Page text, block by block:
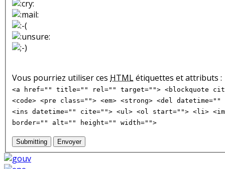
Vous pourriez utiliser ces HTMLétiquettes et attributs :
<a href="" title="" rel="" target=""> <blockquote
<code> <pre class=""> <em> <strong> <del
<ins datetime="" cite=""> <ul> <ol start=""> <li>
border="" alt="" height="" width="">
Submitting Envoyer